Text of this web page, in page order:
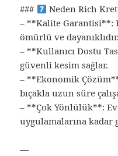
###
Neden Rich
– **Kalite Garantisi**:
ömürlü ve dayanıklıdır.
– **Kullanıcı Dostu
güvenli kesim sağlar.
– **Ekonomik
bıçakla uzun süre
– **Çok Yönlülük**:
uygulamalarına kadar
—